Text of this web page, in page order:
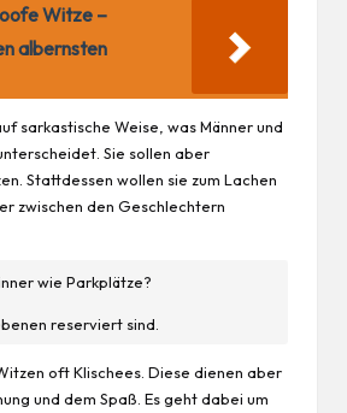
Witze –
albernsten
sarkastische Weise, was Männer und
Sie sollen aber
Stattdessen wollen sie zum Lachen
zwischen den Geschlechtern
wie Parkplätze?
reserviert sind.
oft Klischees. Diese dienen aber
und dem Spaß. Es geht dabei um